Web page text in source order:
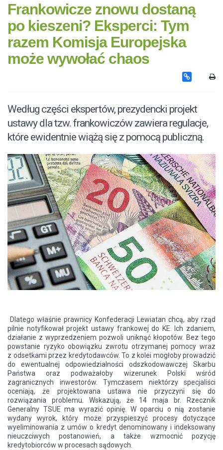
Frankowicze znowu dostaną
po kieszeni? Eksperci: Tym
razem Komisja Europejska
może wywołać chaos
Według części ekspertów, prezydencki projekt
ustawy dla tzw. frankowiczów zawiera regulacje,
które ewidentnie wiążą się z pomocą publiczną.
Dlatego właśnie prawnicy Konfederacji Lewiatan chcą, aby rząd
pilnie notyfikował projekt ustawy frankowej do KE. Ich zdaniem,
działanie z wyprzedzeniem pozwoli uniknąć kłopotów. Bez tego
powstanie ryzyko obowiązku zwrotu otrzymanej pomocy wraz
z odsetkami przez kredytodawców. To z kolei mogłoby prowadzić
do ewentualnej odpowiedzialności odszkodowawczej Skarbu
Państwa oraz podważałoby wizerunek Polski wśród
zagranicznych inwestorów.
Tymczasem
niektórzy specjaliści
oceniają, że projektowana ustawa nie przyczyni się do
rozwiązania problemu. Wskazują, że 14 maja br. Rzecznik
Generalny TSUE ma wyrazić opinię. W oparciu o nią zostanie
wydany wyrok, który może przyspieszyć procesy dotyczące
wyeliminowania z umów o kredyt denominowany i indeksowany
nieuczciwych postanowień, a także wzmocnić pozycję
kredytobiorców w procesach sądowych.